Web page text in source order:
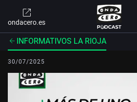
ondacero.es
INFORMATIVOS LA RIOJA
30/07/2025